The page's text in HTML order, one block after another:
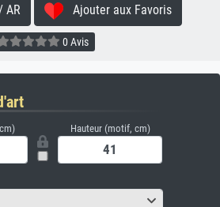
AR Ajouter aux Favoris
0 Avis
Hauteur (motif, cm)